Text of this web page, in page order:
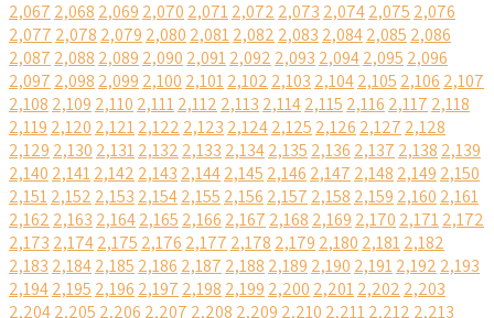
2,067 2,068 2,069 2,070 2,0712,072 2,073 2,0742,075 2,076
2,077 2,078 2,079 2,080 2,0812,082 2,083 2,0842,085 2,086
2,087 2,088 2,089 2,090 2,0912,092 2,093 2,0942,095 2,096
2,097 2,098 2,099 2,100 2,1012,102 2,103 2,1042,105 2,106 2,107
2,108 2,109 2,110 2,1112,112 2,113 2,1142,115 2,116 2,117 2,118
2,119 2,120 2,1212,122 2,123 2,1242,125 2,126 2,127 2,128
2,129 2,130 2,1312,132 2,133 2,1342,135 2,136 2,137 2,138 2,139
2,140 2,1412,142 2,143 2,1442,145 2,146 2,147 2,148 2,149 2,150
2,1512,152 2,153 2,1542,155 2,156 2,157 2,158 2,159 2,160 2,161
2,162 2,163 2,1642,165 2,166 2,167 2,168 2,169 2,170 2,1712,172
2,173 2,1742,175 2,176 2,177 2,178 2,179 2,180 2,1812,182
2,183 2,1842,185 2,186 2,187 2,188 2,189 2,190 2,1912,192 2,193
2,1942,195 2,196 2,197 2,198 2,199 2,200 2,2012,202 2,203
2,2042,205 2,206 2,207 2,208 2,209 2,210 2,2112,212 2,213